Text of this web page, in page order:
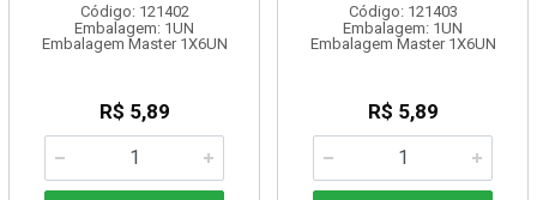
Código: 121402
Embalagem: 1UN
Embalagem Master 1X6UN
R$ 5,89
Código: 121403
Embalagem: 1UN
Embalagem Master 1X6UN
R$ 5,89